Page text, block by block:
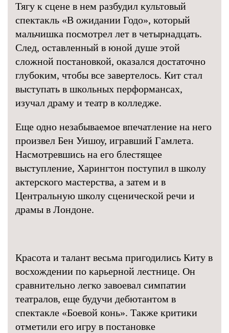
Тягу к сцене в нем разбудил культовый
спектакль «В ожидании Годо», который
мальчишка посмотрел лет в четырнадцать.
След, оставленный в юной душе этой
сложной постановкой, оказался достаточно
глубоким, чтобы все завертелось. Кит стал
выступать в школьных перформансах,
изучал драму и театр в колледже.
Еще одно незабываемое впечатление на него
произвел Бен Уишоу, игравший Гамлета.
Насмотревшись на его блестящее
выступление, Харингтон поступил в школу
актерского мастерства, а затем и в
Центральную школу сценической речи и
драмы в Лондоне.
Красота и талант весьма пригодились Киту в
восхождении по карьерной лестнице. Он
сравнительно легко завоевал симпатии
театралов, еще будучи дебютантом в
спектакле «Боевой конь». Также критики
отметили его игру в постановке